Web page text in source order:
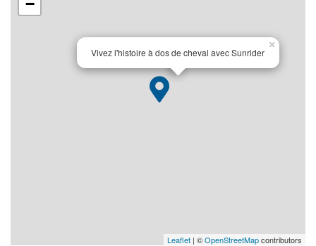
Vivez l'histoire à dos de cheval avec Sunrider
×
−
Leaflet | ©OpenStreetMapcontributors